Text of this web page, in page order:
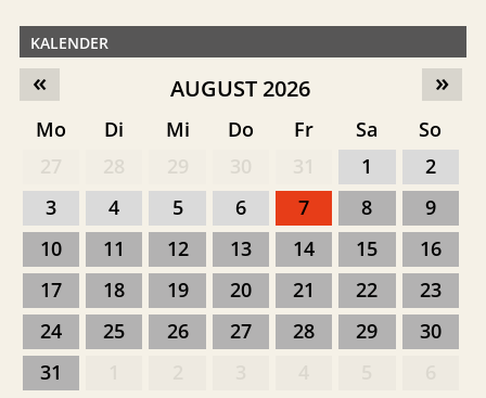
KALENDER
»
« AUGUST 2026
Mo Di Mi Do Fr Sa
So
1
2
3
4 5 6 7 8
9
10
11 12 13 14 15
16
17
18 19 20 21 22
23
24
25 26 27 28 29
30
31